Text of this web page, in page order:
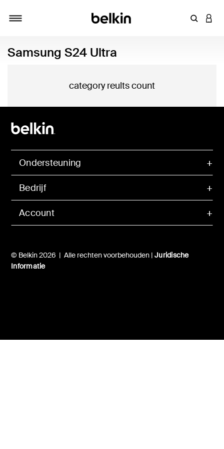
Samsung S24 Ultra
category reults count
Account
Ondersteuning
Bedrijf
© Belkin 2026 | Alle rechten voorbehouden | Juridische
Informatie